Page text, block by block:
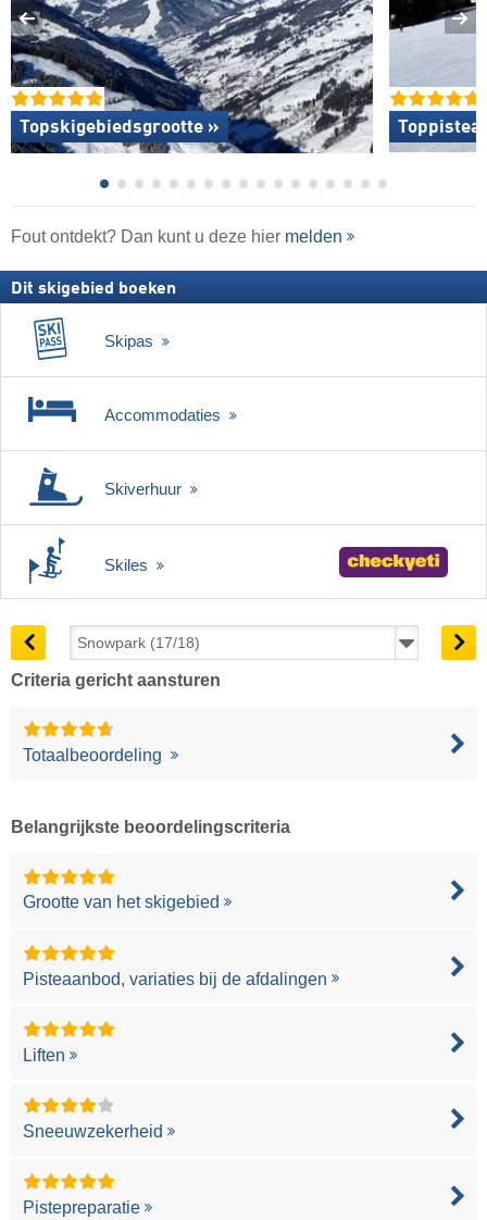
Topskigebiedsgrootte »
Fout ontdekt? Dan kunt u deze hier melden
Dit skigebied boeken
Skipas
Accommodaties
Skiverhuur
Skiles
Criteria gericht aansturen
Totaalbeoordeling
Belangrijkste beoordelingscriteria
Grootte van het skigebied
Pisteaanbod, variaties bij de afdalingen
Liften
Sneeuwzekerheid
Pistepreparatie